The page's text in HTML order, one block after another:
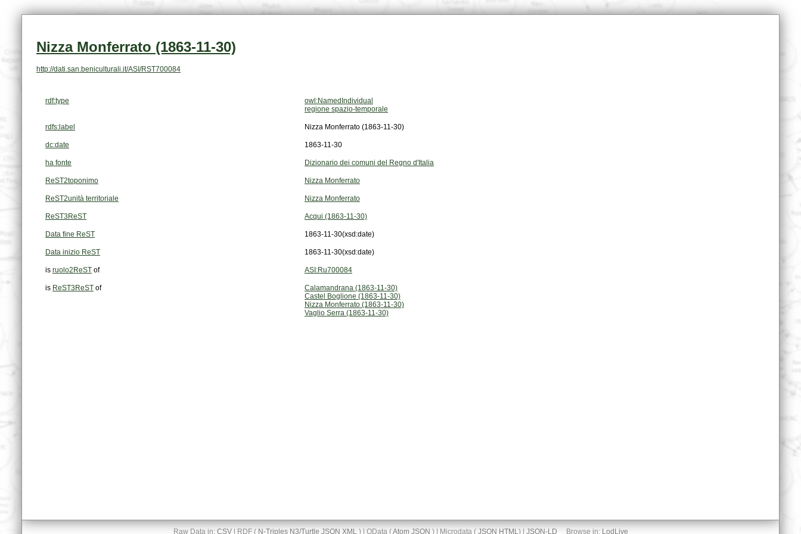
Nizza Monferrato (1863-11-30)
http://dati.san.beniculturali.it/ASI/RST700084
rdf:type
owl:NamedIndividual
regione spazio-temporale
rdfs:label Nizza Monferrato (1863-11-30)
dc:date 1863-11-30
ha fonte Dizionario dei comuni del Regno d'Italia
ReST2toponimo Nizza Monferrato
ReST2unità territoriale Nizza Monferrato
ReST3ReST Acqui (1863-11-30)
Data fine ReST 1863-11-30(xsd:date)
Data inizio ReST 1863-11-30(xsd:date)
is ruolo2ReST of ASI:Ru700084
is ReST3ReST of
Calamandrana (1863-11-30)
Castel Boglione (1863-11-30)
Nizza Monferrato (1863-11-30)
Vaglio Serra (1863-11-30)
Raw Data in: CSV| RDF ( N-Triples N3/Turtle JSON XML) | OData (Atom JSON ) | Microdata ( JSON HTML) | JSON-LD Browse in: LodLive